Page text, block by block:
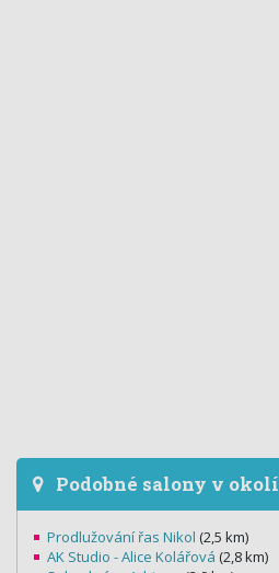
Podobné salony v okolí
Prodlužování řas Nikol (2,5 km)
AK Studio - Alice Kolářová (2,8 km)